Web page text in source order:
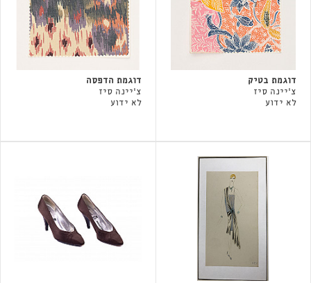
דוגמת בטיק
צ'יינה סיז
לא ידוע
דוגמת הדפסה
צ'יינה סיז
לא ידוע